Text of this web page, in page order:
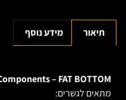
תיאור מידע נוסף
– FAT BOTTOM
מתאים לגשרים: